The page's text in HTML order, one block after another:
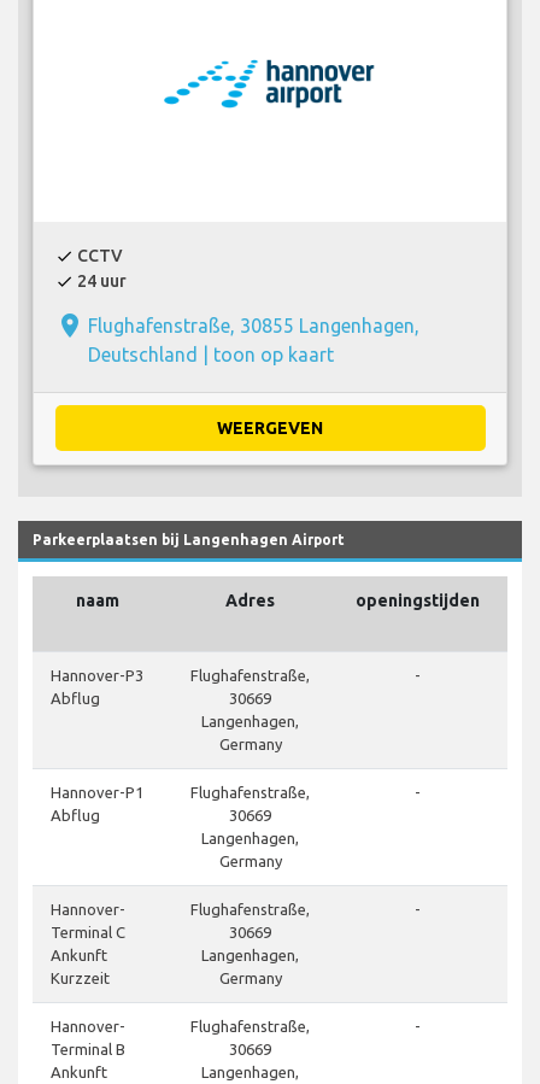
check CCTV
check 24 uur
place Flughafenstraße, 30855 Langenhagen,
Deutschland | toon op kaart
WEERGEVEN
Parkeerplaatsen bij Langenhagen Airport
naam Adres
openingstijden
Hannover-P3
Abflug
Flughafenstraße,
30669
Langenhagen,
Germany
-
Hannover-P1
Abflug
Flughafenstraße,
30669
Langenhagen,
Germany
-
Hannover-
Terminal C
Ankunft
Kurzzeit
Flughafenstraße,
30669
Langenhagen,
Germany
-
Hannover-
Terminal B
Ankunft
Flughafenstraße,
30669
Langenhagen,
-